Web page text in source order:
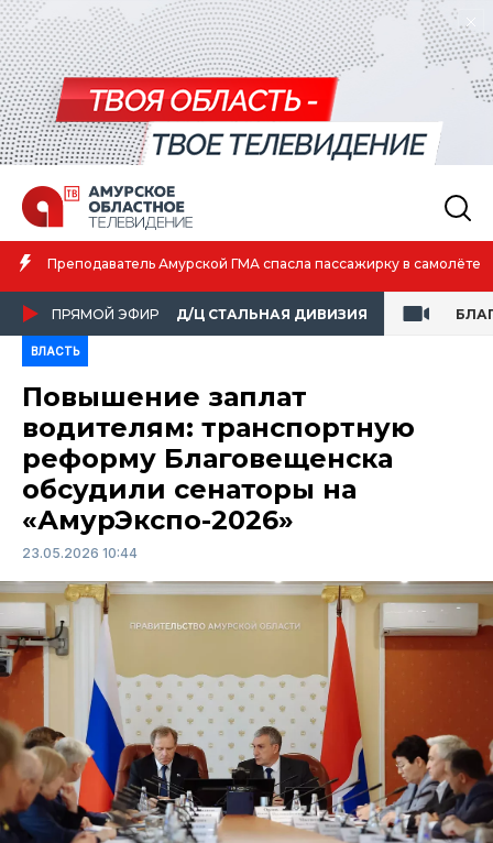
Преподаватель Амурской ГМА спасла пассажирку в самолёте
ПРЯМОЙ ЭФИР Д/Ц СТАЛЬНАЯ ДИВИЗИЯ
ВЛАСТЬ
Повышение заплат
водителям: транспортную
реформу Благовещенска
обсудили сенаторы на
«АмурЭкспо-2026»
23.05.2026 10:44